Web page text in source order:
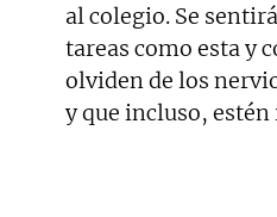
al colegio. Se
tareas como esta y
olviden de los
y que incluso,